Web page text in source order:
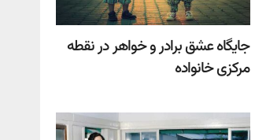
جایگاه عشق برادر و خواهر در نقطه
مرکزی خانواده